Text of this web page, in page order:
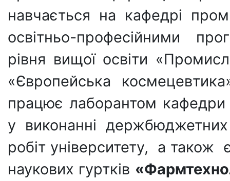
навчається на кафедрі
освітньо-професійними
рівня вищої освіти
«Європейська
працює лаборантом кафедри
у виконанні держбюджетних
робіт університету, а
наукових гуртків